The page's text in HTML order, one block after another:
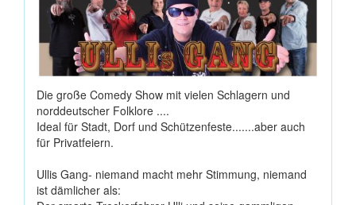
Die große Comedy Show mit vielen Schlagern und
norddeutscher Folklore ....
Ideal für Stadt, Dorf und Schützenfeste.......aber auch
für Privatfeiern.
Ullis Gang- niemand macht mehr Stimmung, niemand
ist dämlicher als: